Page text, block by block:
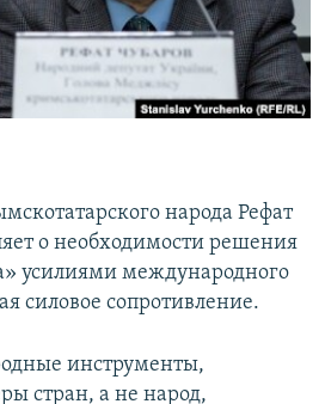
КРЫМА
народа Рефат
о необходимости решения
усилиями международного
силовое сопротивление.
инструменты,
стран, а не народ,